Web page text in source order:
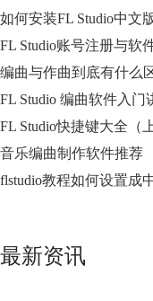
如何安装FL Studio中文
FL Studio账号注册与软
编曲与作曲到底有什么
FL Studio 编曲软件入门
FL Studio快捷键大全（上
音乐编曲制作软件推荐
flstudio教程如何设置成
最新资讯